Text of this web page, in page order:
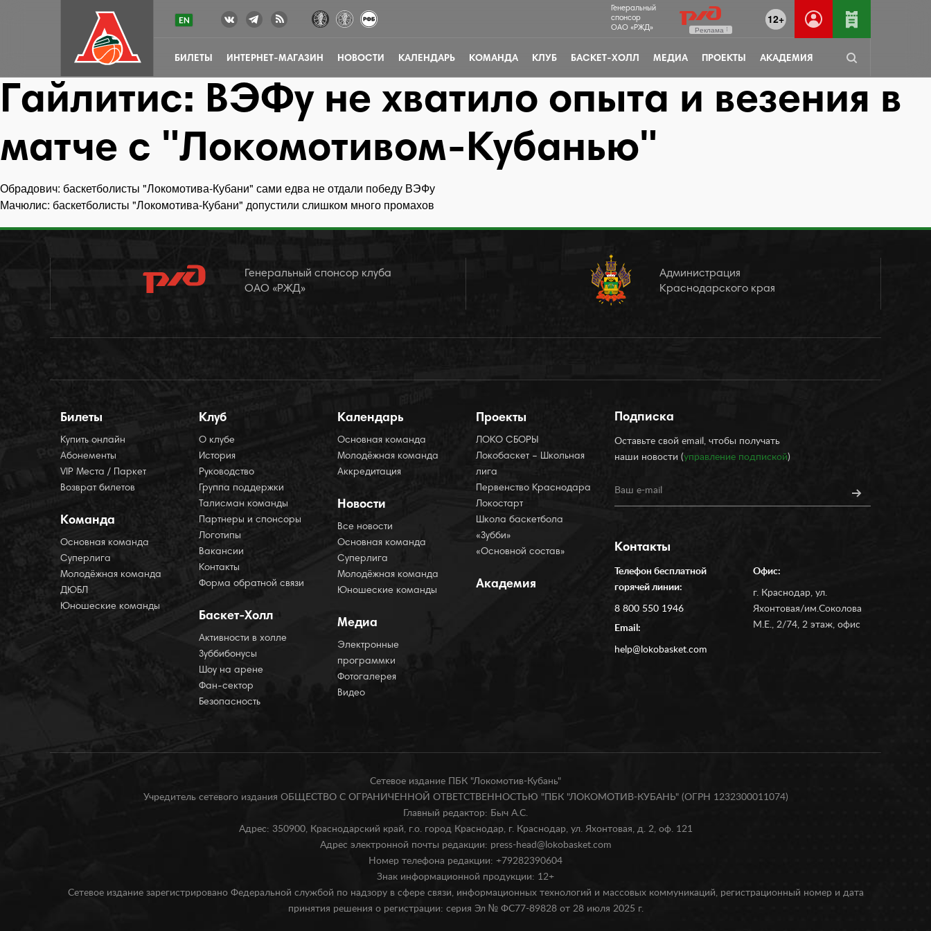
12+
Генеральный
спонсор
ОАО «РЖД»
Реклама
БИЛЕТЫ ИНТЕРНЕТ-МАГАЗИН НОВОСТИ КАЛЕНДАРЬ КОМАНДА КЛУБ БАСКЕТ-ХОЛЛ МЕДИА ПРОЕКТЫ АКАДЕМИЯ
Гайлитис: ВЭФу не хватило опыта и везения в
матче с "Локомотивом-Кубанью"
Навигация
по
записям
Обрадович: баскетболисты "Локомотива-Кубани" сами едва не отдали победу ВЭФу
Мачюлис: баскетболисты "Локомотива-Кубани" допустили слишком много промахов
Генеральный спонсор клуба
ОАО «РЖД»
Администрация
Краснодарского края
Билеты
Купить онлайн
Абонементы
VIP Места / Паркет
Возврат билетов
Команда
Основная команда
Суперлига
Молодёжная команда
ДЮБЛ
Юношеские команды
Клуб
О клубе
История
Руководство
Группа поддержки
Талисман команды
Партнеры и спонсоры
Логотипы
Вакансии
Контакты
Форма обратной связи
Баскет-Холл
Активности в холле
Зуббибонусы
Шоу на арене
Фан-сектор
Безопасность
Календарь
Основная команда
Молодёжная команда
Аккредитация
Новости
Все новости
Основная команда
Суперлига
Молодёжная команда
Юношеские команды
Медиа
Электронные
программки
Фотогалерея
Видео
Проекты
ЛОКО СБОРЫ
Локобаскет – Школьная
лига
Первенство Краснодара
Локостарт
Школа баскетбола
«Зубби»
«Основной состав»
Академия
Подписка
Оставьте свой email, чтобы получать
наши новости (управление подпиской)
Контакты
Телефон бесплатной
горячей линии:
8 800 550 1946
Email:
help@lokobasket.com
Офис:
г. Краснодар, ул.
Яхонтовая/им.Соколова
М.Е., 2/74, 2 этаж, офис
Сетевое издание ПБК "Локомотив-Кубань"
Учредитель сетевого издания ОБЩЕСТВО С ОГРАНИЧЕННОЙ ОТВЕТСТВЕННОСТЬЮ "ПБК "ЛОКОМОТИВ-КУБАНЬ" (ОГРН 1232300011074)
Главный редактор: Быч А.С.
Адрес: 350900, Краснодарский край, г.о. город Краснодар, г. Краснодар, ул. Яхонтовая, д. 2, оф. 121
Адрес электронной почты редакции: press-head@lokobasket.com
Номер телефона редакции: +79282390604
Знак информационной продукции: 12+
Сетевое издание зарегистрировано Федеральной службой по надзору в сфере связи, информационных технологий и массовых коммуникаций, регистрационный номер и дата
принятия решения о регистрации: серия Эл № ФС77-89828 от 28 июля 2025 г.